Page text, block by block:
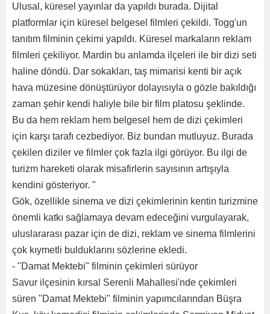
Ulusal, küresel yayınlar da yapıldı burada. Dijital
platformlar için küresel belgesel filmleri çekildi. Togg'un
tanıtım filminin çekimi yapıldı. Küresel markaların reklam
filmleri çekiliyor. Mardin bu anlamda ilçeleri ile bir dizi seti
haline döndü. Dar sokakları, taş mimarisi kenti bir açık
hava müzesine dönüştürüyor dolayısıyla o gözle bakıldığı
zaman şehir kendi haliyle bile bir film platosu şeklinde.
Bu da hem reklam hem belgesel hem de dizi çekimleri
için karşı tarafı cezbediyor. Biz bundan mutluyuz. Burada
çekilen diziler ve filmler çok fazla ilgi görüyor. Bu ilgi de
turizm hareketi olarak misafirlerin sayısının artışıyla
kendini gösteriyor. "
Gök, özellikle sinema ve dizi çekimlerinin kentin turizmine
önemli katkı sağlamaya devam edeceğini vurgulayarak,
uluslararası pazar için de dizi, reklam ve sinema filmlerini
çok kıymetli bulduklarını sözlerine ekledi.
- "Damat Mektebi" filminin çekimleri sürüyor
Savur ilçesinin kırsal Serenli Mahallesi'nde çekimleri
süren "Damat Mektebi" filminin yapımcılarından Büşra